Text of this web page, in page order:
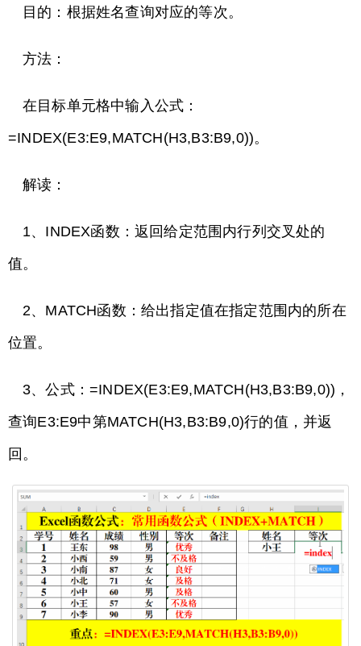
目的：根据姓名查询对应的等次。
方法：
在目标单元格中输入公式：
=INDEX(E3:E9,MATCH(H3,B3:B9,0))。
解读：
1、INDEX函数：返回给定范围内行列交叉处的
值。
2、MATCH函数：给出指定值在指定范围内的所在
位置。
3、公式：=INDEX(E3:E9,MATCH(H3,B3:B9,0))，
查询E3:E9中第MATCH(H3,B3:B9,0)行的值，并返
回。